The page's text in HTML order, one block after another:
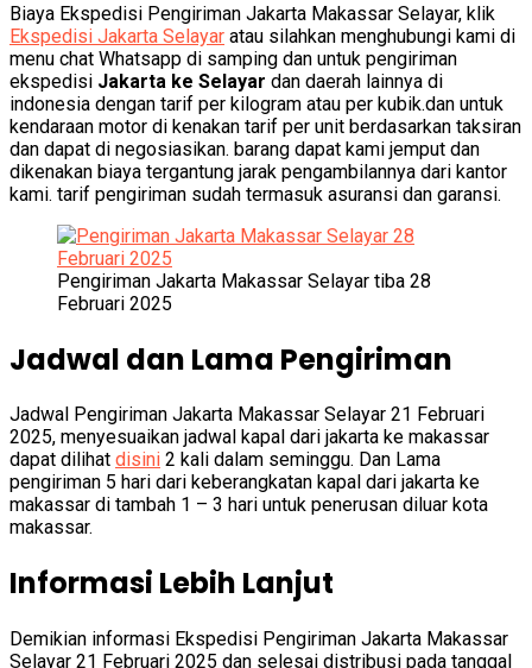
Biaya Ekspedisi Pengiriman Jakarta Makassar Selayar, klik
Ekspedisi Jakarta Selayar atau silahkan menghubungi kami di
menu chat Whatsapp di samping dan untuk pengiriman
ekspedisi Jakarta ke Selayar dan daerah lainnya di
indonesia dengan tarif per kilogram atau per kubik.dan untuk
kendaraan motor di kenakan tarif per unit berdasarkan taksiran
dan dapat di negosiasikan. barang dapat kami jemput dan
dikenakan biaya tergantung jarak pengambilannya dari kantor
kami. tarif pengiriman sudah termasuk asuransi dan garansi.
Pengiriman Jakarta Makassar Selayar tiba 28
Februari 2025
Jadwal dan Lama Pengiriman
Jadwal Pengiriman Jakarta Makassar Selayar 21 Februari
2025, menyesuaikan jadwal kapal dari jakarta ke makassar
dapat dilihat disini 2 kali dalam seminggu. Dan Lama
pengiriman 5 hari dari keberangkatan kapal dari jakarta ke
makassar di tambah 1 – 3 hari untuk penerusan diluar kota
makassar.
Informasi Lebih Lanjut
Demikian informasi Ekspedisi Pengiriman Jakarta Makassar
Selayar 21 Februari 2025 dan selesai distribusi pada tanggal